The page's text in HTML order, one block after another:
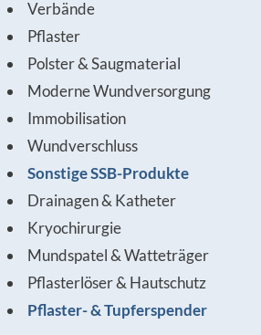
Verbände
Pflaster
Polster & Saugmaterial
Moderne Wundversorgung
Immobilisation
Wundverschluss
Sonstige SSB-Produkte
Drainagen & Katheter
Kryochirurgie
Mundspatel & Watteträger
Pflasterlöser & Hautschutz
Pflaster- & Tupferspender